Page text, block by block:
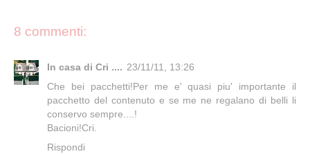
8 commenti:
In casa di Cri .... 23/11/11, 13:26
Che bei pacchetti!Per me e' quasi piu' importante il
pacchetto del contenuto e se me ne regalano di belli li
conservo sempre....!
Bacioni!Cri.
Rispondi